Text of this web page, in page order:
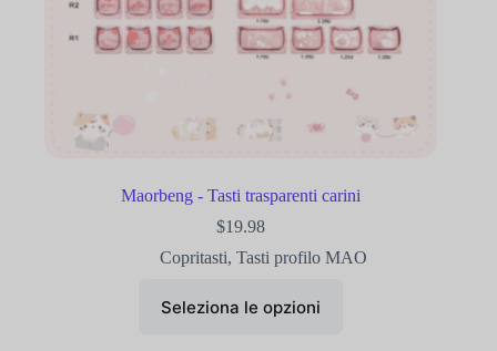
Maorbeng - Tasti trasparenti carini
$19.98
Copritasti, Tasti profilo MAO
Seleziona le opzioni